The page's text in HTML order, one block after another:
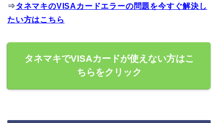
⇒タネマキのVISAカードエラーの問題を今すぐ解決し
たい方はこちら
タネマキでVISAカードが使えない方はこ
ちらをクリック